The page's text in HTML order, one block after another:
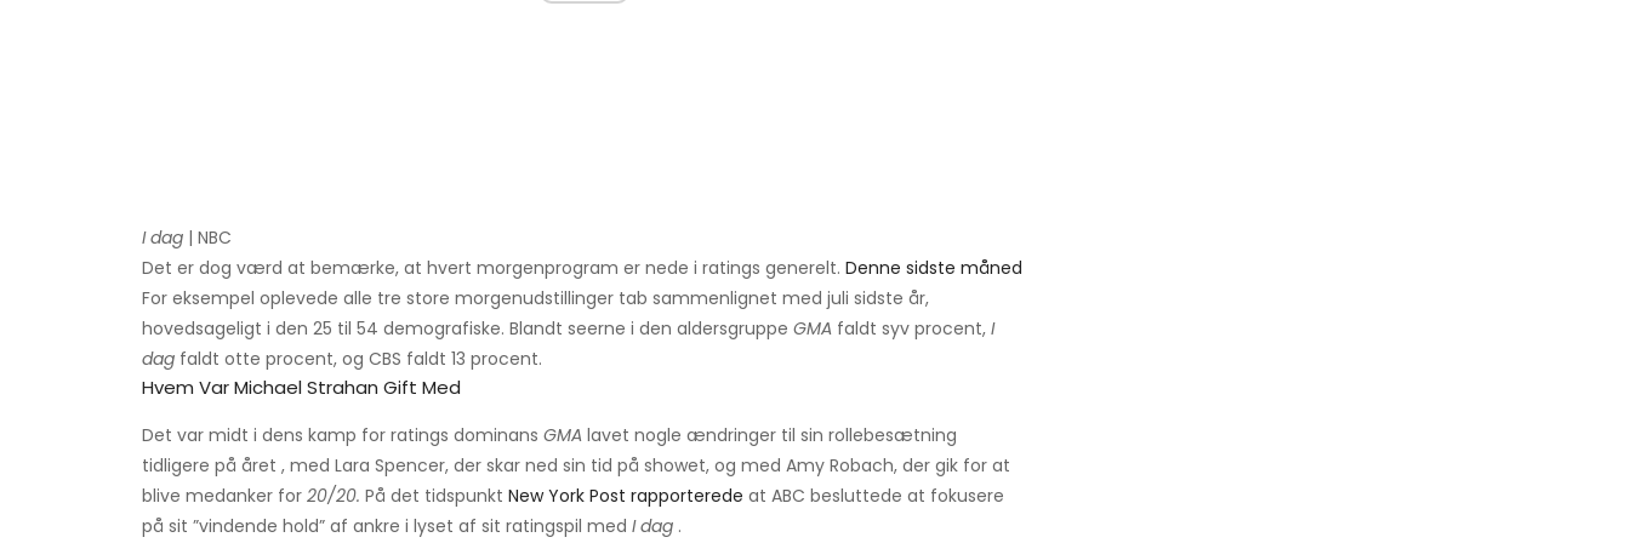
I dag | NBC
Det er dog værd at bemærke, at hvert morgenprogram er nede i ratings generelt. Denne sidste måned
For eksempel oplevede alle tre store morgenudstillinger tab sammenlignet med juli sidste år,
hovedsageligt i den 25 til 54 demografiske. Blandt seerne i den aldersgruppe GMA faldt syv procent, I
dag faldt otte procent, og CBS faldt 13 procent.
Hvem Var Michael Strahan Gift Med
Det var midt i dens kamp for ratings dominans GMA lavet nogle ændringer til sin rollebesætning
tidligere på året , med Lara Spencer, der skar ned sin tid på showet, og med Amy Robach, der gik for at
blive medanker for 20/20. På det tidspunkt New York Post rapporterede at ABC besluttede at fokusere
på sit ”vindende hold” af ankre i lyset af sit ratingspil med I dag .